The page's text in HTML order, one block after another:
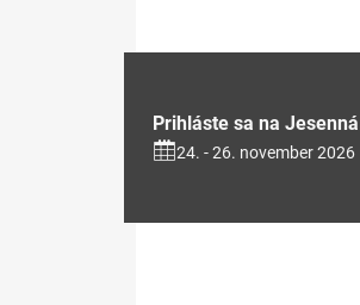
Prihláste sa na
24. - 26. november 2026